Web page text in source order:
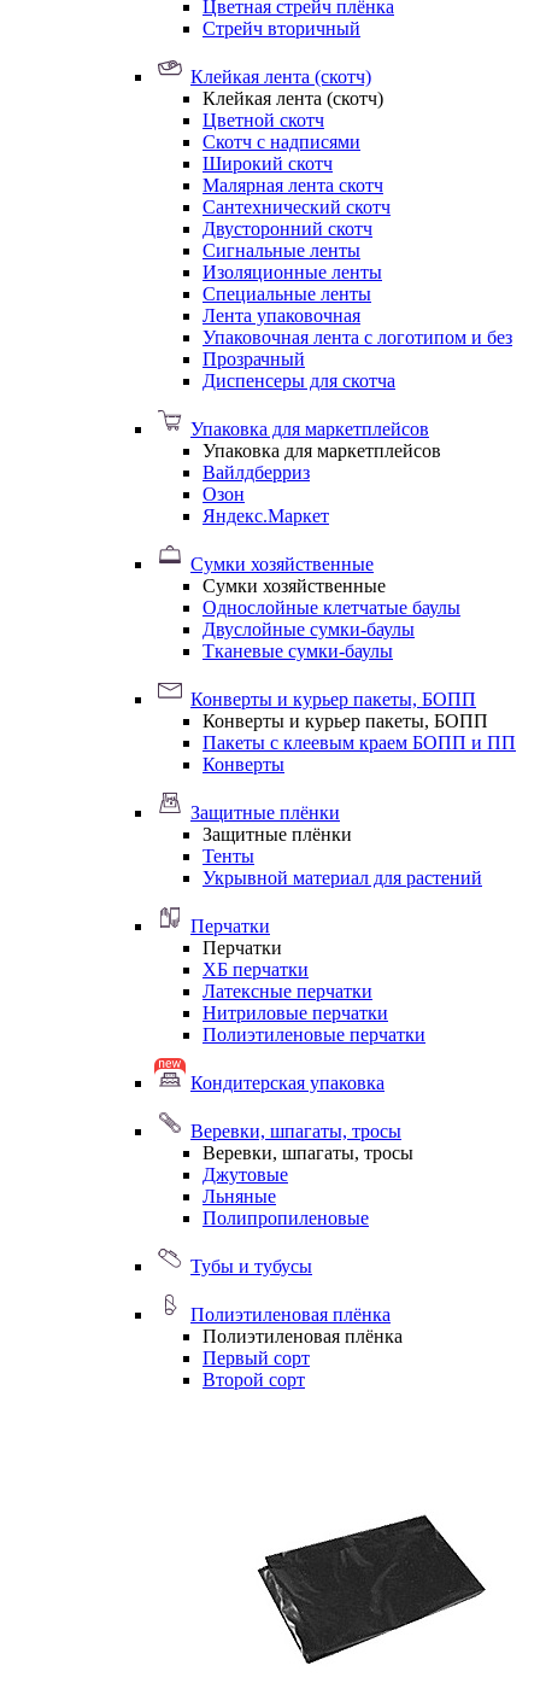
Цветная стрейч плёнка
Стрейч вторичный
Клейкая лента (скотч)
Клейкая лента (скотч)
Цветной скотч
Скотч с надписями
Широкий скотч
Малярная лента скотч
Сантехнический скотч
Двусторонний скотч
Сигнальные ленты
Изоляционные ленты
Специальные ленты
Лента упаковочная
Упаковочная лента с логотипом и без
Прозрачный
Диспенсеры для скотча
Упаковка для маркетплейсов
Упаковка для маркетплейсов
Вайлдберриз
Озон
Яндекс.Маркет
Сумки хозяйственные
Сумки хозяйственные
Однослойные клетчатые баулы
Двуслойные сумки-баулы
Тканевые сумки-баулы
Конверты и курьер пакеты, БОПП
Конверты и курьер пакеты, БОПП
Пакеты с клеевым краем БОПП и ПП
Конверты
Защитные плёнки
Защитные плёнки
Тенты
Укрывной материал для растений
Перчатки
Перчатки
ХБ перчатки
Латексные перчатки
Нитриловые перчатки
Полиэтиленовые перчатки
Кондитерская упаковка
Веревки, шпагаты, тросы
Веревки, шпагаты, тросы
Джутовые
Льняные
Полипропиленовые
Тубы и тубусы
Полиэтиленовая плёнка
Полиэтиленовая плёнка
Первый сорт
Второй сорт